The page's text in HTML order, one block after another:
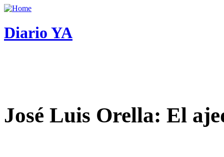
Diario YA
José Luis Orella: El